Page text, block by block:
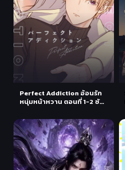
Perfect Addiction อ้อนรัก
หนุ่มหน้าหวาน ตอนที่ 1-2 ซับ